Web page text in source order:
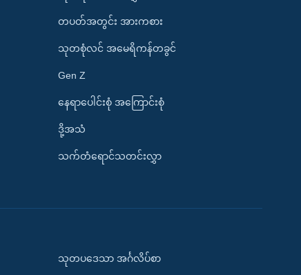
တပတ်အတွင်း အားကစား
သုတစုံလင် အမေရိကန်တခွင်
Gen Z
နေရာပေါင်းစုံ အကြောင်းစုံ
ဒို့အသံ
သက်တံရောင်သတင်းလွှာ
သုတပဒေသာ အင်္ဂလိပ်စာ